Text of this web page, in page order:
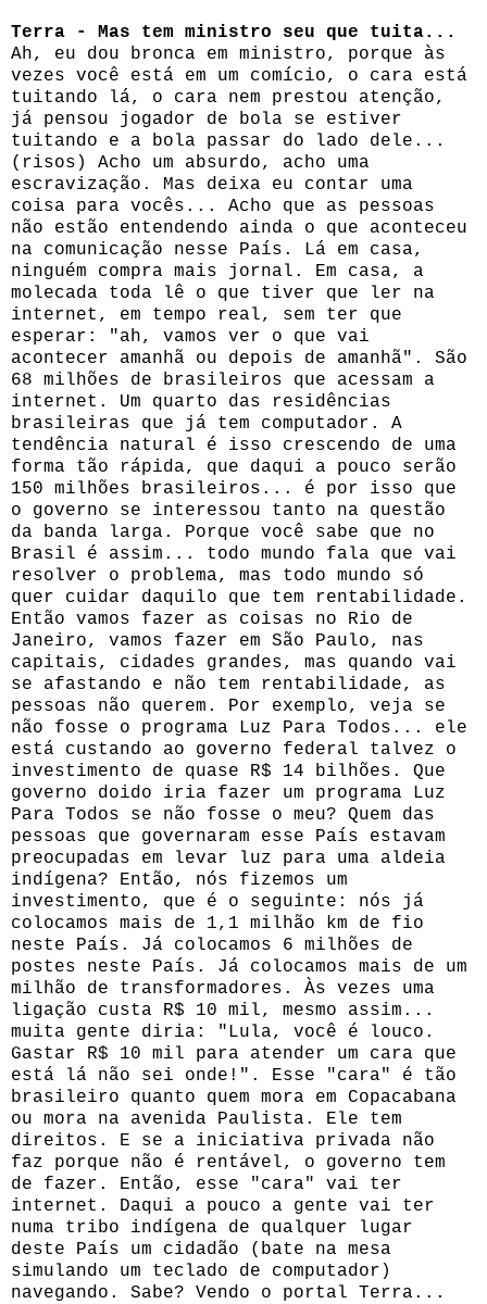
Terra - Mas tem ministro seu que tuita...
Ah, eu dou bronca em ministro, porque às
vezes você está em um comício, o cara está
tuitando lá, o cara nem prestou atenção,
já pensou jogador de bola se estiver
tuitando e a bola passar do lado dele...
(risos) Acho um absurdo, acho uma
escravização. Mas deixa eu contar uma
coisa para vocês... Acho que as pessoas
não estão entendendo ainda o que aconteceu
na comunicação nesse País. Lá em casa,
ninguém compra mais jornal. Em casa, a
molecada toda lê o que tiver que ler na
internet, em tempo real, sem ter que
esperar: "ah, vamos ver o que vai
acontecer amanhã ou depois de amanhã". São
68 milhões de brasileiros que acessam a
internet. Um quarto das residências
brasileiras que já tem computador. A
tendência natural é isso crescendo de uma
forma tão rápida, que daqui a pouco serão
150 milhões brasileiros... é por isso que
o governo se interessou tanto na questão
da banda larga. Porque você sabe que no
Brasil é assim... todo mundo fala que vai
resolver o problema, mas todo mundo só
quer cuidar daquilo que tem rentabilidade.
Então vamos fazer as coisas no Rio de
Janeiro, vamos fazer em São Paulo, nas
capitais, cidades grandes, mas quando vai
se afastando e não tem rentabilidade, as
pessoas não querem. Por exemplo, veja se
não fosse o programa Luz Para Todos... ele
está custando ao governo federal talvez o
investimento de quase R$ 14 bilhões. Que
governo doido iria fazer um programa Luz
Para Todos se não fosse o meu? Quem das
pessoas que governaram esse País estavam
preocupadas em levar luz para uma aldeia
indígena? Então, nós fizemos um
investimento, que é o seguinte: nós já
colocamos mais de 1,1 milhão km de fio
neste País. Já colocamos 6 milhões de
postes neste País. Já colocamos mais de um
milhão de transformadores. Às vezes uma
ligação custa R$ 10 mil, mesmo assim...
muita gente diria: "Lula, você é louco.
Gastar R$ 10 mil para atender um cara que
está lá não sei onde!". Esse "cara" é tão
brasileiro quanto quem mora em Copacabana
ou mora na avenida Paulista. Ele tem
direitos. E se a iniciativa privada não
faz porque não é rentável, o governo tem
de fazer. Então, esse "cara" vai ter
internet. Daqui a pouco a gente vai ter
numa tribo indígena de qualquer lugar
deste País um cidadão (bate na mesa
simulando um teclado de computador)
navegando. Sabe? Vendo o portal Terra...